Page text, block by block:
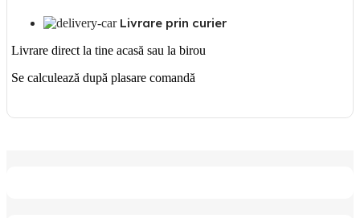
Livrare prin curier
Livrare direct la tine acasă sau la birou
Se calculează după plasare comandă